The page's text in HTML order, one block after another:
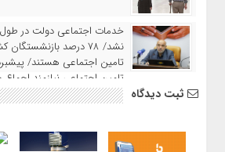
خدمات اجتماعی دولت در
نشد/ ۷۸ درصد
تامین اجتماعی هستند/
تامین اجتماعی نیازمند
ثبت دیدگاه